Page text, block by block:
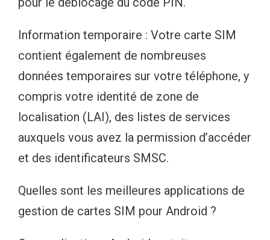
Information temporaire : Votre carte SIM
contient également de nombreuses
données temporaires sur votre téléphone, y
compris votre identité de zone de
localisation (LAI), des listes de services
auxquels vous avez la permission d’accéder
et des identificateurs SMSC.
Quelles sont les meilleures applications de
gestion de cartes SIM pour Android ?